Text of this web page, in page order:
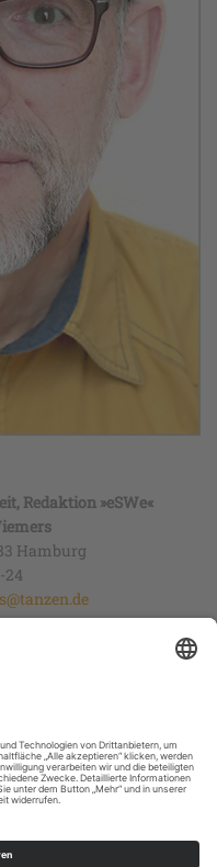
Redaktion »eSWe«
Hamburg
24